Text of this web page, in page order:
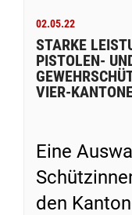
02.05.22
STARKE
PISTOLEN-
VIER-
Eine
den